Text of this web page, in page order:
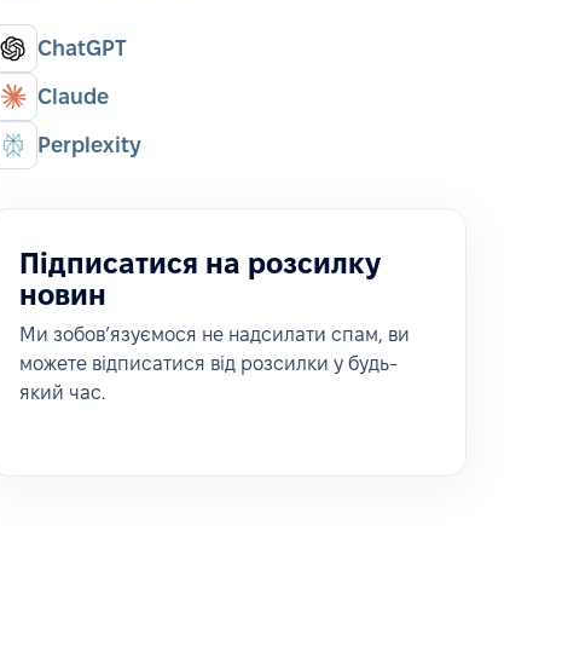
ChatGPT
Claude
Perplexity
Підписатися на розсилку
новин
Ми зобовʼязуємося не надсилати спам, ви
можете відписатися від розсилки у будь-
який час.